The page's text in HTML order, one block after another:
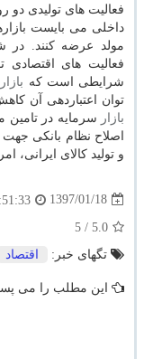
فعالیت های تولیدی دو
داخلی می بایست
فعالیت های اقتصادی
شرایطی است كه بازار
توان اعتباردهی آن
بازار سرمایه در تامین
اصلاح نظام بانكی
و تولید كالای ایرانی،
1397/01/18
5.0
/ 5
تگهای خبر:
اقتصاد
این مطلب را می